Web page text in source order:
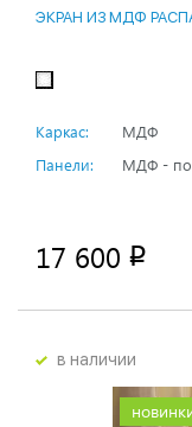
ЭКРАН ИЗ МДФ
Каркас:
МДФ
Панели:
МДФ -
17 600 p
в наличии